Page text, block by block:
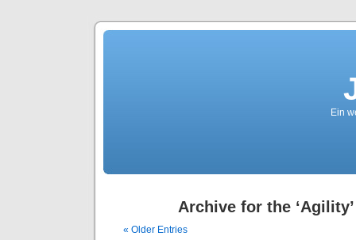
Ein
Archive for the
« Older Entries